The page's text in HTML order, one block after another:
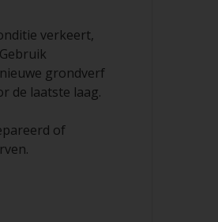
verkeert,
grondverf
de laatste laag.
of